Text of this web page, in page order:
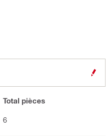
Total pièces
6